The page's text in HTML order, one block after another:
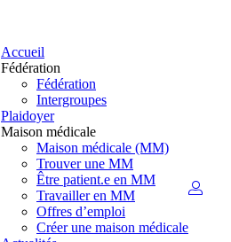
Accueil
Fédération
Fédération
Intergroupes
Plaidoyer
Maison médicale
Maison médicale (MM)
Trouver une MM
Être patient.e en MM
Travailler en MM
Offres d’emploi
Créer une maison médicale